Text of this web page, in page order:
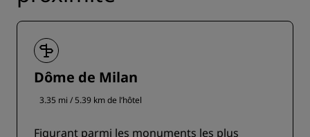
Dôme de Milan
3.35 mi / 5.39 km de l’hôtel
Figurant parmi les monuments les plus